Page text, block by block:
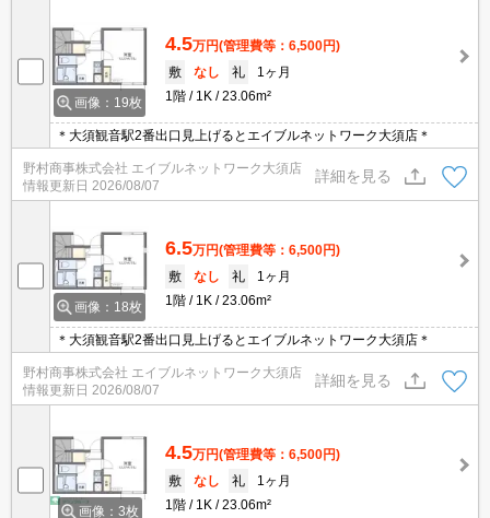
画像：19枚
4.5万円(管理費等：6,500円)
敷
なし 礼
1ヶ月
1階
1K 23.06m²
＊大須観音駅2番出口見上げるとエイブルネットワーク大須店＊
野村商事株式会社 エイブルネットワーク大須店
情報更新日 2026/08/07
詳細を見る
画像：18枚
6.5万円(管理費等：6,500円)
敷
なし 礼
1ヶ月
1階
1K 23.06m²
＊大須観音駅2番出口見上げるとエイブルネットワーク大須店＊
野村商事株式会社 エイブルネットワーク大須店
情報更新日 2026/08/07
詳細を見る
画像：3枚
4.5万円(管理費等：6,500円)
敷
なし 礼
1ヶ月
1階
1K 23.06m²